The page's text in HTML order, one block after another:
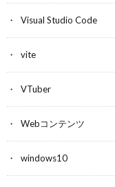
Visual Studio Code
vite
VTuber
Webコンテンツ
windows10